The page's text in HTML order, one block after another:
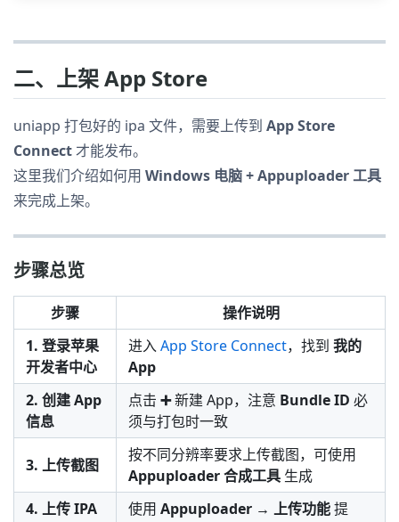
二、上架 App Store
uniapp 打包好的 ipa 文件，需要上传到 App Store
Connect才能发布。
这里我们介绍如何用 Windows 电脑 + Appuploader 工具
来完成上架。
步骤总览
步骤
操作说明
1. 登录苹果
开发者中心
进入App Store Connect，找到 我的
App
2. 创建 App
信息
点击 ➕新建 App，注意 Bundle ID 必
须与打包时一致
3. 上传截图
按不同分辨率要求上传截图，可使用
Appuploader 合成工具生成
4. 上传 IPA
使用 Appuploader → 上传功能提